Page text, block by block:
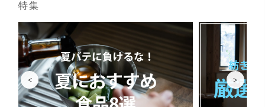
特集
< >